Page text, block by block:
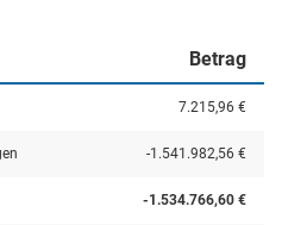
Betrag
7.215,96 €
-1.541.982,56 €
-1.534.766,60 €